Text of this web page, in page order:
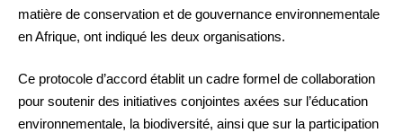
matière de conservation et de gouvernance environnementale
en Afrique, ont indiqué les deux organisations.
Ce protocole d’accord établit un cadre formel de collaboration
pour soutenir des initiatives conjointes axées sur l’éducation
environnementale, la biodiversité, ainsi que sur la participation